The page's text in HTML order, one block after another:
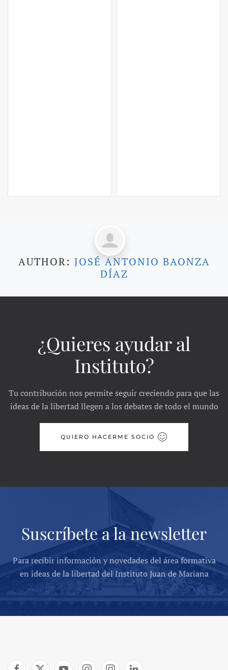
AUTHOR: JOSÉ ANTONIO BAONZA
DÍAZ
¿Quieres ayudar al
Instituto?
Tu contribución nos permite seguir creciendo para que las
ideas de la libertad llegen a los debates de todo el mundo
QUIERO HACERME SOCIO
Suscríbete a la newsletter
Para recibir información y novedades del área formativa
en ideas de la libertad del Instituto Juan de Mariana